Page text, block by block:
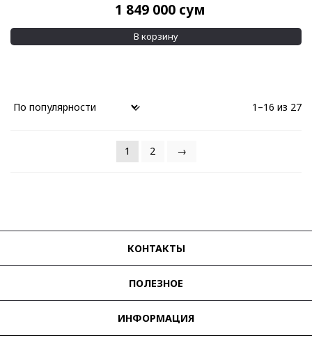
1 849 000 сум
В корзину
1–16 из 27
1 2 →
КОНТАКТЫ
ПОЛЕЗНОЕ
ИНФОРМАЦИЯ